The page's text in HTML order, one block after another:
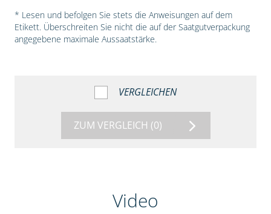
* Lesen und befolgen Sie stets die Anweisungen auf dem
Etikett. Überschreiten Sie nicht die auf der Saatgutverpackung
angegebene maximale Aussaatstärke.
VERGLEICHEN
ZUM VERGLEICH (0)
Video